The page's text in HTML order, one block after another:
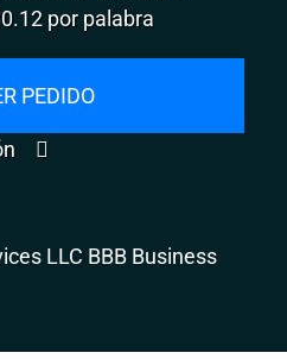
por palabra
PEDIDO